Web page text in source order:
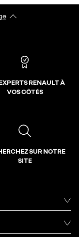
RENAULT À
VOS CÔTÉS
SUR NOTRE
SITE